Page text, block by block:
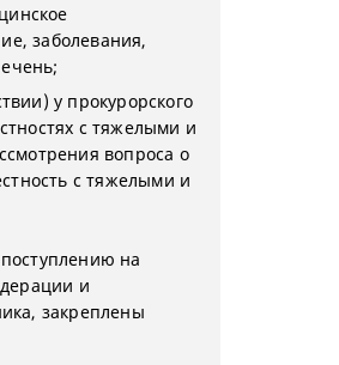
заболевания,
у прокурорского
с тяжелыми и
вопроса о
с тяжелыми и
на
и
закреплены